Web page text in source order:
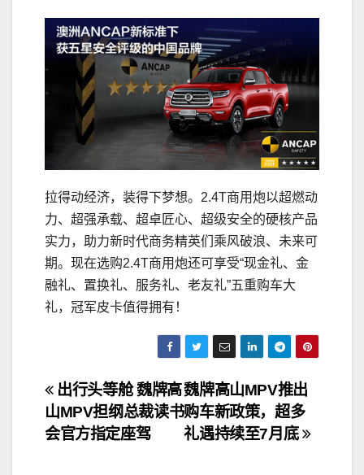
拉得动经济，装得下梦想。2.4T商用炮以超燃动
力、超强承载、超卓匠心、超级安全的硬核产品
实力，助力新时代商务精英们乘风破浪、未来可
期。现在选购2.4T商用炮还可享受“现金礼、金
融礼、置换礼、服务礼、老友礼”五重购车大
礼，冠军皮卡值得拥有！
文
章
魏牌高山MPV推出
购车新政策，超多
礼遇持续至7月底
出行头等舱 魏牌高
山MPV担纲总裁读书
会官方指定座驾